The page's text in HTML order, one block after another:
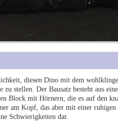
diesen Dino mit dem
stellen. Der Bausatz besteht aus
Block mit Hörnern, die es auf den
am Kopf, das aber mit einer
Schwierigkeiten dar.